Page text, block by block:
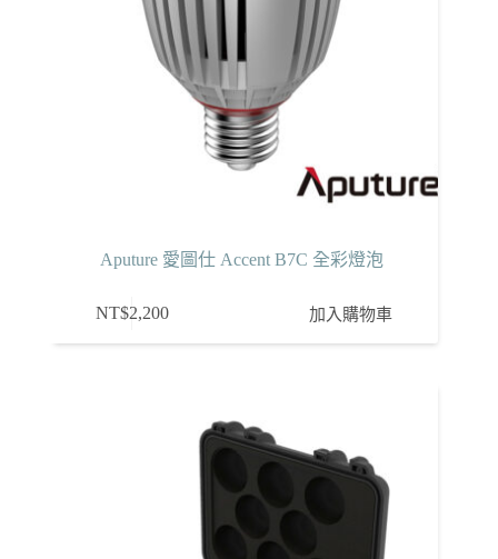
Aputure 愛圖仕 Accent B7C 全彩燈泡
NT$2,200 加入購物車